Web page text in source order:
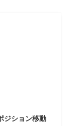
ジション移動